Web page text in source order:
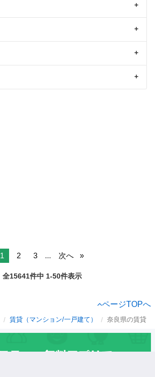
1 2 3 ... 次へ
全15641件中 1-50件表示
ページTOPへ
賃貸（マンション/一戸建て） 奈良県の賃貸